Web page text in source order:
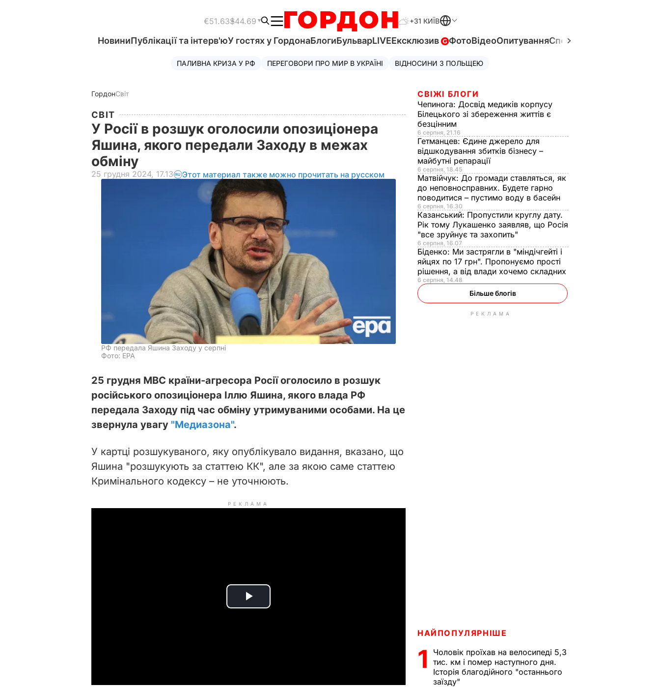
€51.63$44.69 +31 КИЇВ
НовиниПублікації та інтерв'юУ гостях у ГордонаБлогиБульварLIVEЕксклюзив ФотоВідеоОпитуванняСпецпроєкти
ПАЛИВНА КРИЗА У РФ ПЕРЕГОВОРИ ПРО МИР В УКРАЇНІ ВІДНОСИНИ З ПОЛЬЩЕЮ
ГордонСвіт
СВІТ
У Росії в розшук оголосили опозиціонера
Яшина, якого передали Заходу в межах
обміну
25 грудня 2024, 17.13 Этот материал также можно прочитать на русском
РФ передала Яшина Заходу у серпні
Фото: EPA
25 грудня МВС країни-агресора Росії оголосило в розшук
російського опозиціонера Іллю Яшина, якого влада РФ
передала Заходу під час обміну утримуваними особами. На це
звернула увагу "Медиазона".
У картці розшукуваного, яку опублікувало видання, вказано, що
Яшина "розшукують за статтею КК", але за якою саме статтею
Кримінального кодексу – не уточнюють.
РЕКЛАМА
P
СВІЖІ БЛОГИ
Чепинога: Досвід медиків корпусу
Білецького зі збереження життів є
безцінним
6 серпня, 21.16
Гетманцев: Єдине джерело для
відшкодування збитків бізнесу –
майбутні репарації
6 серпня, 18.45
Матвійчук: До громади ставляться, як
до неповносправних. Будете гарно
поводитися – пустимо воду в басейн
6 серпня, 16.30
Казанський: Пропустили круглу дату.
Рік тому Лукашенко заявляв, що Росія
"все зруйнує та захопить"
6 серпня, 16.07
Біденко: Ми застрягли в "міндічгейті і
яйцях по 17 грн". Пропонуємо прості
рішення, а від влади хочемо складних
6 серпня, 14.48
Більше блогів
РЕКЛАМА
НАЙПОПУЛЯРНІШЕ
1
Чоловік проїхав на велосипеді 5,3
тис. км і помер наступного дня.
Історія благодійного "останнього
заїзду"